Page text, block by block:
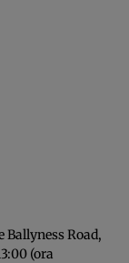
Ballyness Road,
(ora